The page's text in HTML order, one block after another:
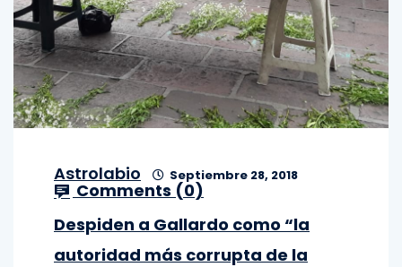
Astrolabio Septiembre 28, 2018
Comments (0)
Despiden a Gallardo como “la
autoridad más corrupta de la